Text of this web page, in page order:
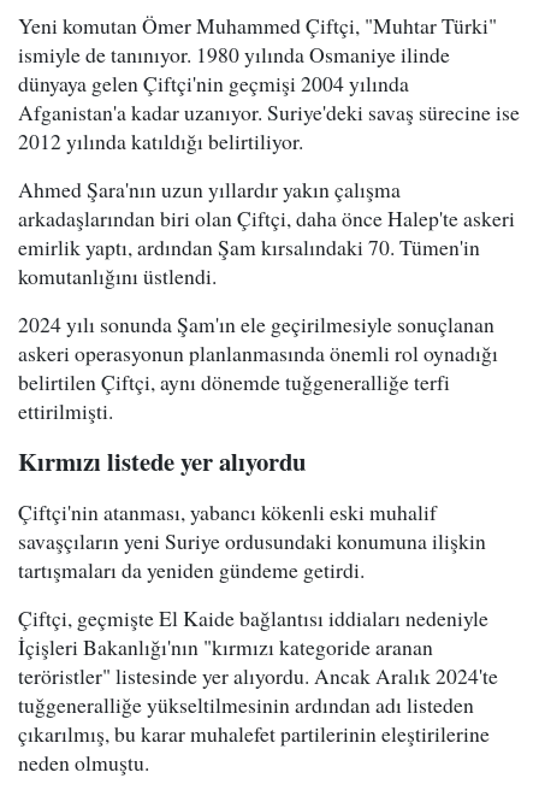
Yeni komutan Ömer Muhammed Çiftçi, "Muhtar Türki"
ismiyle de tanınıyor. 1980 yılında Osmaniye ilinde
dünyaya gelen Çiftçi'nin geçmişi 2004 yılında
Afganistan'a kadar uzanıyor. Suriye'deki savaş sürecine ise
2012 yılında katıldığı belirtiliyor.
Ahmed Şara'nın uzun yıllardır yakın çalışma
arkadaşlarından biri olan Çiftçi, daha önce Halep'te askeri
emirlik yaptı, ardından Şam kırsalındaki 70. Tümen'in
komutanlığını üstlendi.
2024 yılı sonunda Şam'ın ele geçirilmesiyle sonuçlanan
askeri operasyonun planlanmasında önemli rol oynadığı
belirtilen Çiftçi, aynı dönemde tuğgeneralliğe terfi
ettirilmişti.
Kırmızı listede yer alıyordu
Çiftçi'nin atanması, yabancı kökenli eski muhalif
savaşçıların yeni Suriye ordusundaki konumuna ilişkin
tartışmaları da yeniden gündeme getirdi.
Çiftçi, geçmişte El Kaide bağlantısı iddiaları nedeniyle
İçişleri Bakanlığı'nın "kırmızı kategoride aranan
teröristler" listesinde yer alıyordu. Ancak Aralık 2024'te
tuğgeneralliğe yükseltilmesinin ardından adı listeden
çıkarılmış, bu karar muhalefet partilerinin eleştirilerine
neden olmuştu.